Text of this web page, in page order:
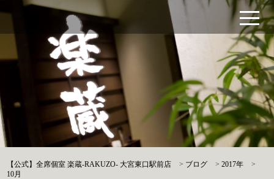
【公式】全席個室 楽蔵‐RAKUZO‐ 大宮東口駅前店 > ブログ >2017年
>
10月